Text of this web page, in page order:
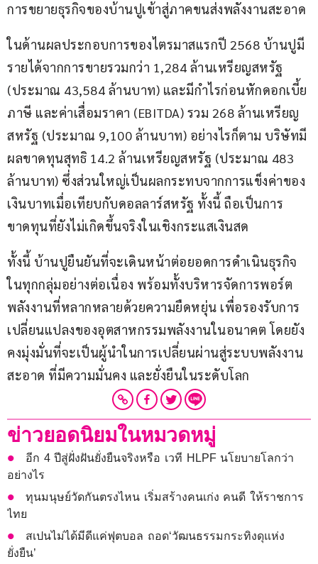
การขยายธุรกิจของบ้านปูเข้าสู่ภาคขนส่งพลังงานสะอาด
ในด้านผลประกอบการของไตรมาสแรกปี 2568 บ้านปูมี
รายได้จากการขายรวมกว่า 1,284 ล้านเหรียญสหรัฐ
(ประมาณ 43,584 ล้านบาท) และมีกำไรก่อนหักดอกเบี้ย
ภาษี และค่าเสื่อมราคา (EBITDA) รวม 268 ล้านเหรียญ
สหรัฐ (ประมาณ 9,100 ล้านบาท) อย่างไรก็ตาม บริษัทมี
ผลขาดทุนสุทธิ 14.2 ล้านเหรียญสหรัฐ (ประมาณ 483
ล้านบาท) ซึ่งส่วนใหญ่เป็นผลกระทบจากการแข็งค่าของ
เงินบาทเมื่อเทียบกับดอลลาร์สหรัฐ ทั้งนี้ ถือเป็นการ
ขาดทุนที่ยังไม่เกิดขึ้นจริงในเชิงกระแสเงินสด
ทั้งนี้ บ้านปูยืนยันที่จะเดินหน้าต่อยอดการดำเนินธุรกิจ
ในทุกกลุ่มอย่างต่อเนื่อง พร้อมทั้งบริหารจัดการพอร์ต
พลังงานที่หลากหลายด้วยความยืดหยุ่น เพื่อรองรับการ
เปลี่ยนแปลงของอุตสาหกรรมพลังงานในอนาคต โดยยัง
คงมุ่งมั่นที่จะเป็นผู้นำในการเปลี่ยนผ่านสู่ระบบพลังงาน
สะอาด ที่มีความมั่นคง และยั่งยืนในระดับโลก
ข่าวยอดนิยมในหมวดหมู่
อีก 4 ปีสู่ฝั่งฝันยั่งยืนจริงหรือ เวที HLPF นโยบายโลกว่า
อย่างไร
ทุนมนุษย์วัดกันตรงไหน เริ่มสร้างคนเก่ง คนดี ให้ราชการ
ไทย
สเปนไม่ได้มีดีแค่ฟุตบอล ถอด‘วัฒนธรรมกระทิงดุแห่ง
ยั่งยืน’